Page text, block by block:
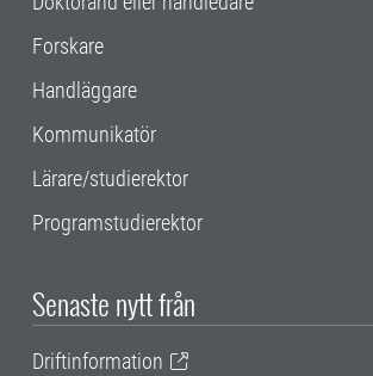
Forskare
Handläggare
Kommunikatör
Lärare/studierektor
Programstudierektor
Senaste nytt från
Driftinformation